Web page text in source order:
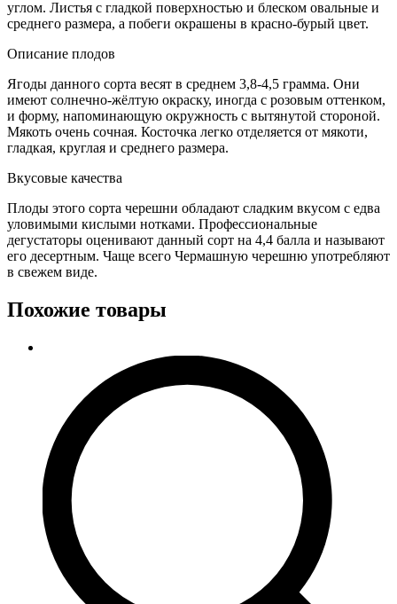
углом. Листья с гладкой поверхностью и блеском овальные и
среднего размера, а побеги окрашены в красно-бурый цвет.
Описание плодов
Ягоды данного сорта весят в среднем 3,8-4,5 грамма. Они
имеют солнечно-жёлтую окраску, иногда с розовым оттенком,
и форму, напоминающую окружность с вытянутой стороной.
Мякоть очень сочная. Косточка легко отделяется от мякоти,
гладкая, круглая и среднего размера.
Вкусовые качества
Плоды этого сорта черешни обладают сладким вкусом с едва
уловимыми кислыми нотками. Профессиональные
дегустаторы оценивают данный сорт на 4,4 балла и называют
его десертным. Чаще всего Чермашную черешню употребляют
в свежем виде.
Похожие товары